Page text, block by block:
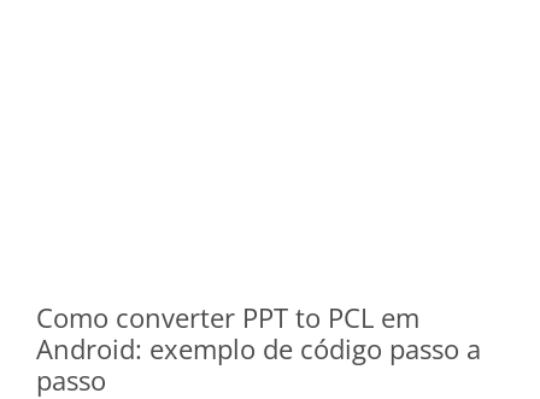
Como converter PPT to PCL em
Android: exemplo de código passo a
passo